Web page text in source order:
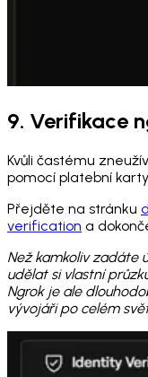
9. Verifikace
Kvůli častému
pomocí platební
Přejděte na stránku
verification a
Než kamkoliv zadáte
udělat si vlastní
Ngrok je ale
vývojáři po celém